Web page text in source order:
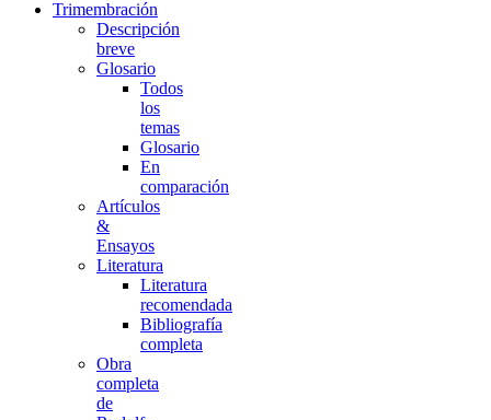
Trimembración
Descripción
breve
Glosario
Todos
los
temas
Glosario
En
comparación
Artículos
&
Ensayos
Literatura
Literatura
recomendada
Bibliografía
completa
Obra
completa
de